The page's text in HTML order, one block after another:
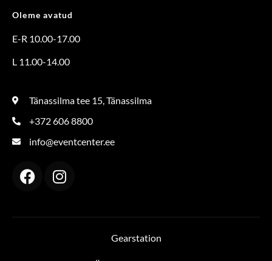
Oleme avatud
E-R 10.00-17.00
L 11.00-14.00
Tänassilma tee 15, Tänassilma
+372 606 8800
info@eventcenter.ee
Gearstation